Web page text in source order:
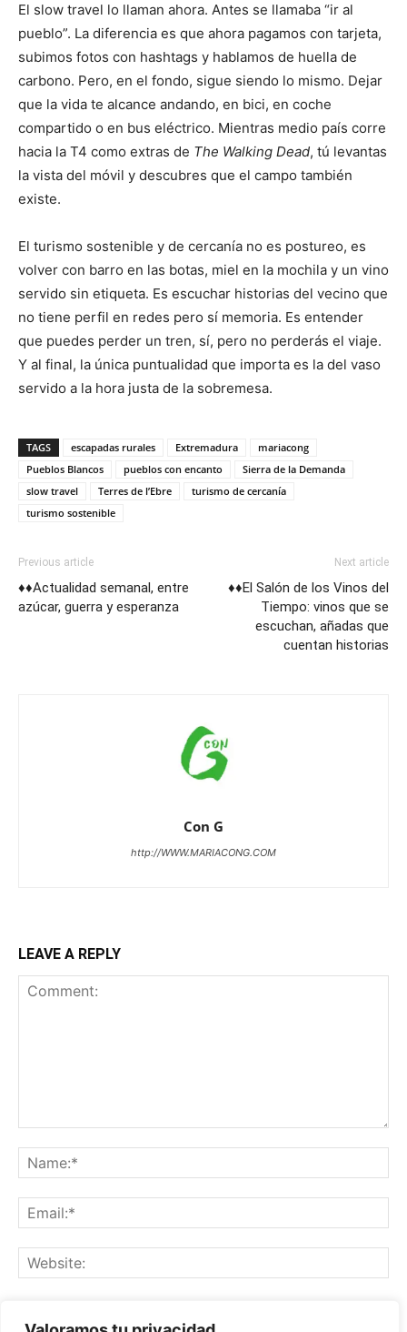
El slow travel lo llaman ahora. Antes se llamaba “ir al
pueblo”. La diferencia es que ahora pagamos con tarjeta,
subimos fotos con hashtags y hablamos de huella de
carbono. Pero, en el fondo, sigue siendo lo mismo. Dejar
que la vida te alcance andando, en bici, en coche
compartido o en bus eléctrico. Mientras medio país corre
hacia la T4 como extras de The Walking Dead, tú levantas
la vista del móvil y descubres que el campo también
existe.
El turismo sostenible y de cercanía no es postureo, es
volver con barro en las botas, miel en la mochila y un vino
servido sin etiqueta. Es escuchar historias del vecino que
no tiene perfil en redes pero sí memoria. Es entender
que puedes perder un tren, sí, pero no perderás el viaje.
Y al final, la única puntualidad que importa es la del vaso
servido a la hora justa de la sobremesa.
TAGS escapadas rurales Extremadura
mariacong
Pueblos Blancos
pueblos con encanto
Sierra de la Demanda
slow travel
Terres de l’Ebre
turismo de cercanía
turismo sostenible
Previous article
♦♦Actualidad semanal, entre
azúcar, guerra y esperanza
Next article
♦♦El Salón de los Vinos del
Tiempo: vinos que se
escuchan, añadas que
cuentan historias
Con G
http://WWW.MARIACONG.COM
LEAVE A REPLY